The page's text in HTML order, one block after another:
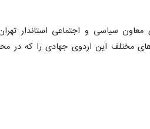
سیاسی و اجتماعی استاندار
این اردوی جهادی را که در محل